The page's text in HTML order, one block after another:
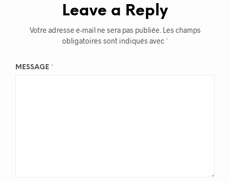
Leave a Reply
Votre adresse e-mail ne sera pas publiée. Les champs
obligatoires sont indiqués avec *
MESSAGE *